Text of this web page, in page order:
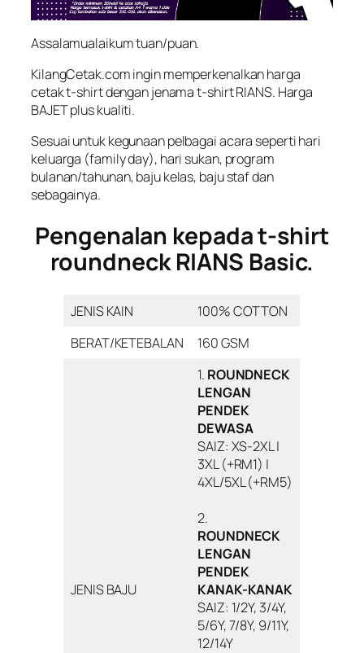
Assalamualaikum tuan/puan.
KilangCetak.com ingin memperkenalkan harga
cetak t-shirt dengan jenama t-shirt RIANS. Harga
BAJETpluskualiti.
Sesuai untuk kegunaan pelbagai acara seperti hari
keluarga (family day), hari sukan, program
bulanan/tahunan, baju kelas, baju staf dan
sebagainya.
Pengenalan kepada t-shirt
roundneck RIANS Basic.
JENIS KAIN
100% COTTON
BERAT/KETEBALAN
160 GSM
JENIS BAJU
1. ROUNDNECK
LENGAN
PENDEK
DEWASA
SAIZ: XS-2XL |
3XL (+RM1) |
4XL/5XL (+RM5)
2.
ROUNDNECK
LENGAN
PENDEK
KANAK-KANAK
SAIZ: 1/2Y, 3/4Y,
5/6Y, 7/8Y, 9/11Y,
12/14Y